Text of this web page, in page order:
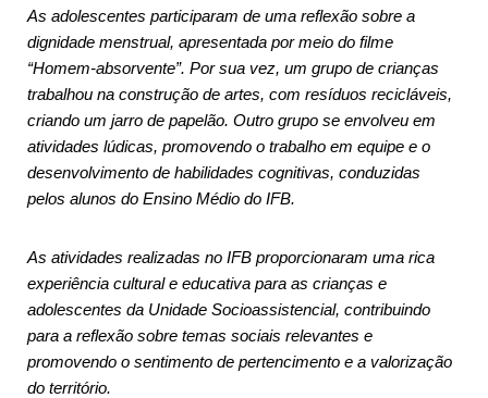
As adolescentes participaram de uma reflexão sobre a
dignidade menstrual, apresentada por meio do filme
“Homem-absorvente”. Por sua vez, um grupo de crianças
trabalhou na construção de artes, com resíduos recicláveis,
criando um jarro de papelão. Outro grupo se envolveu em
atividades lúdicas, promovendo o trabalho em equipe e o
desenvolvimento de habilidades cognitivas, conduzidas
pelos alunos do Ensino Médio do IFB.
As atividades realizadas no IFB proporcionaram uma rica
experiência cultural e educativa para as crianças e
adolescentes da Unidade Socioassistencial, contribuindo
para a reflexão sobre temas sociais relevantes e
promovendo o sentimento de pertencimento e a valorização
do território.